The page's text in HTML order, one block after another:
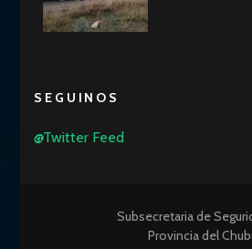
SEGUINOS
@Twitter Feed
Subsecretaria de
Provincia del